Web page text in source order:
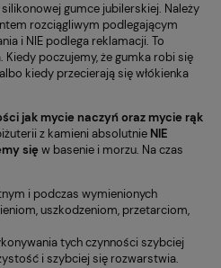
gumce jubilerskiej. Należy
rozciągliwym podlegającym
i NIE podlega reklamacji. To
poczujemy, że gumka robi się
kiedy przecierają się włókienka
jak mycie naczyń oraz mycie rąk
z kamieni absolutnie NIE
sięw basenie i morzu. Na czas
i podczas wymienionych
uszkodzeniom, przetarciom,
tych czynności szybciej
i szybciej się rozwarstwia.